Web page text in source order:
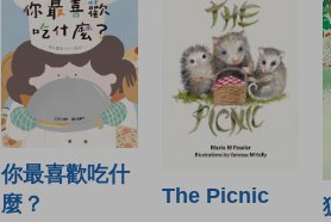
你最喜歡吃什
麼？
The Picnic